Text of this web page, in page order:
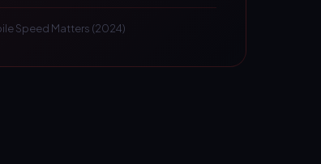
Speed Matters (2024)